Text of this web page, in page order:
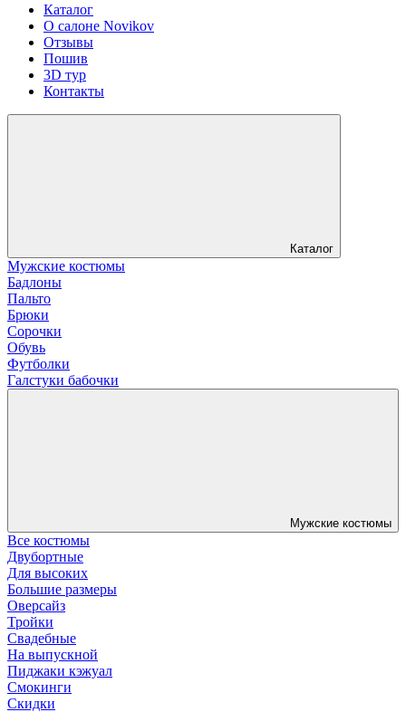
Каталог
О салоне Novikov
Отзывы
Пошив
3D тур
Контакты
Каталог
Мужские костюмы
Бадлоны
Пальто
Брюки
Сорочки
Обувь
Футболки
Галстуки бабочки
Мужские костюмы
Все костюмы
Двубортные
Для высоких
Большие размеры
Оверсайз
Тройки
Свадебные
На выпускной
Пиджаки кэжуал
Смокинги
Скидки